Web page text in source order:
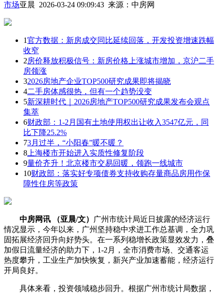
市场亚晨 2026-03-24 09:09:43 来源： 中房网
1官方数据：新房成交同比延续回落，开发投资增速跌幅
收窄
2房价释放积极信号：新房价格上涨城市增加，京沪二手
房领涨
32026房地产企业TOP500研究成果即将揭晓
4二手房体感很热，但有一个趋势没变
5新深耕时代｜2026房地产TOP500研究成果发布会观点
集萃
6财政部：1-2月国有土地使用权出让收入3547亿元，同
比下降25.2%
73月过半，“小阳春”暖不暖？
8 上海楼市开始进入实质性修复阶段
9量价齐升！北京楼市交易回暖，领跑一线城市
10财政部：落实好专项债券支持收购存量商品房用作保
障性住房等政策
中房网讯 （亚晨/文）
广州市统计局近日披露的经济运行
情况显示，今年以来，广州坚持稳中求进工作总基调，全力巩
固拓展经济回升向好势头。在一系列稳增长政策显效发力，叠
加假日流量经济的助力下，1-2月，全市消费市场、交通客运
热度攀升，工业生产加快恢复，新兴产业加速蓄能，经济运行
开局良好。
具体来看，投资领域稳步回升。根据广州市统计局数据，